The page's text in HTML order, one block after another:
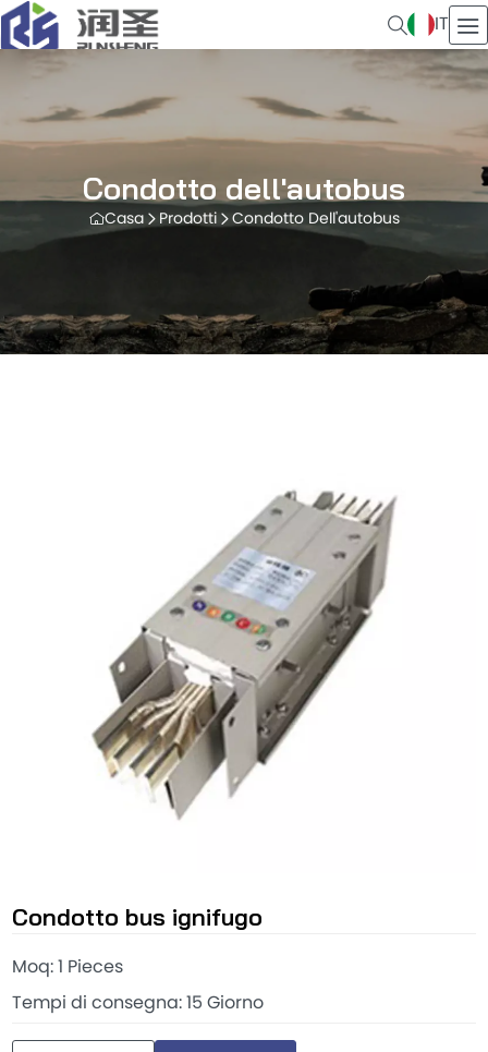
IT
Condotto dell'autobus
Casa Prodotti Condotto Dell'autobus
Condotto bus ignifugo
Moq: 1 Pieces
Tempi di consegna: 15 Giorno